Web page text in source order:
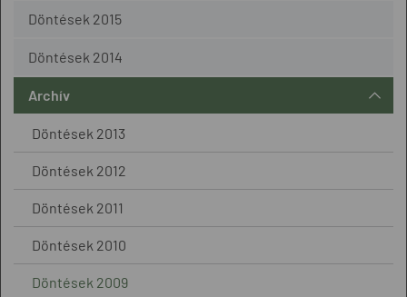
Döntések 2015
Döntések 2014
Archív
Döntések 2013
Döntések 2012
Döntések 2011
Döntések 2010
Döntések 2009